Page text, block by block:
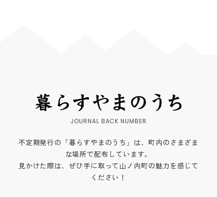
不定期発行の「暮らすやまのうち」は、町内のさまざま
な場所で配布しています。
見かけた際は、ぜひ手に取って山ノ内町の魅力を感じて
ください！